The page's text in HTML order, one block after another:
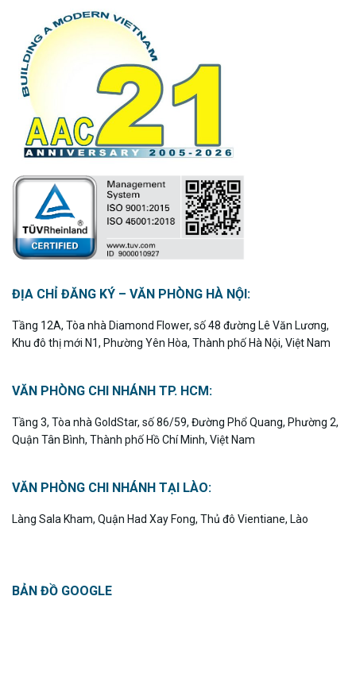
ĐỊA CHỈ ĐĂNG KÝ – VĂN PHÒNG HÀ NỘI:
Tầng 12A, Tòa nhà Diamond Flower, số 48 đường Lê Văn Lương,
Khu đô thị mới N1, Phường Yên Hòa, Thành phố Hà Nội, Việt Nam
VĂN PHÒNG CHI NHÁNH TP. HCM:
Tầng 3, Tòa nhà GoldStar, số 86/59, Đường Phổ Quang, Phường 2,
Quận Tân Bình, Thành phố Hồ Chí Minh, Việt Nam
VĂN PHÒNG CHI NHÁNH TẠI LÀO:
Làng Sala Kham, Quận Had Xay Fong, Thủ đô Vientiane, Lào
BẢN ĐỒ GOOGLE